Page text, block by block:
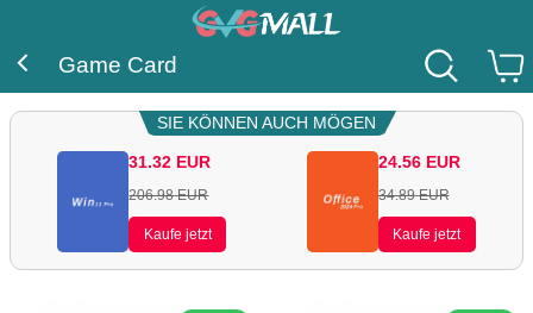
Game Card
SIE KÖNNEN AUCH MÖGEN
31.32 EUR
206.98 EUR
Kaufe jetzt
24.56 EUR
34.89 EUR
Kaufe jetzt